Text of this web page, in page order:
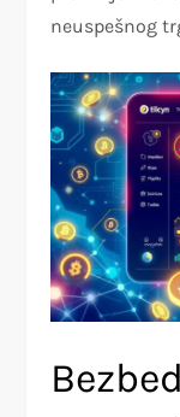
neuspešnog